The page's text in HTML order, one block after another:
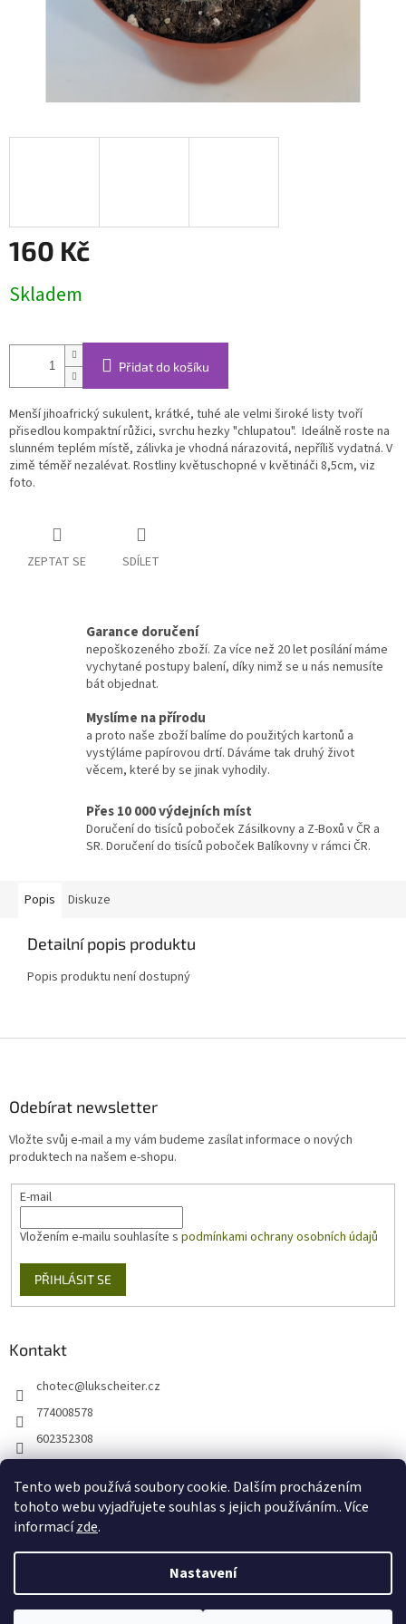
Tento web používá soubory cookie. Dalším procházením
tohoto webu vyjadřujete souhlas s jejich používáním.. Více
informacízde.
Nastavení
160 Kč
cena:
Skladem
Přidat do košíku
Menší jihoafrický sukulent, krátké, tuhé ale velmi široké listy tvoří
přisedlou kompaktní růžici, svrchu hezky "chlupatou". Ideálně roste na
slunném teplém místě, zálivka je vhodná nárazovitá, nepříliš vydatná. V
zimě téměř nezalévat. Rostliny květuschopné v květináči 8,5cm, viz
foto.
ZEPTAT SE SDÍLET
Garance doručení
nepoškozeného zboží. Za více než 20 let posílání máme
vychytané postupy balení, díky nimž se u nás nemusíte
bát objednat.
Myslíme na přírodu
a proto naše zboží balíme do použitých kartonů a
vystýláme papírovou drtí. Dáváme tak druhý život
věcem, které by se jinak vyhodily.
Přes 10 000 výdejních míst
Doručení do tisíců poboček Zásilkovny a Z-Boxů v ČR a
SR. Doručení do tisíců poboček Balíkovny v rámci ČR.
Popis Diskuze
Detailní popis produktu
Popis produktu není dostupný
Odebírat newsletter
Vložte svůj e-mail a my vám budeme zasílat informace o nových
produktech na našem e-shopu.
E-mail
Vložením e-mailu souhlasíte s podmínkami ochrany osobních údajů
PŘIHLÁSIT SE
Kontakt
chotec@lukscheiter.cz
774008578
602352308
https://www.facebook.com/kytkychotec
+420774008578
Vytvořil Shoptet